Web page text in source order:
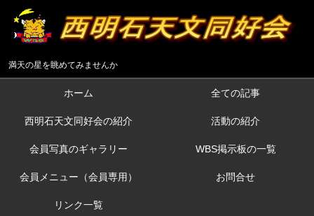
満天の星を眺めてみませんか
ホーム 全ての記事
西明石天文同好会の紹介 活動の紹介
会員写真のギャラリー WBS掲示板の一覧
会員メニュー（会員専用） お問合せ
リンク一覧